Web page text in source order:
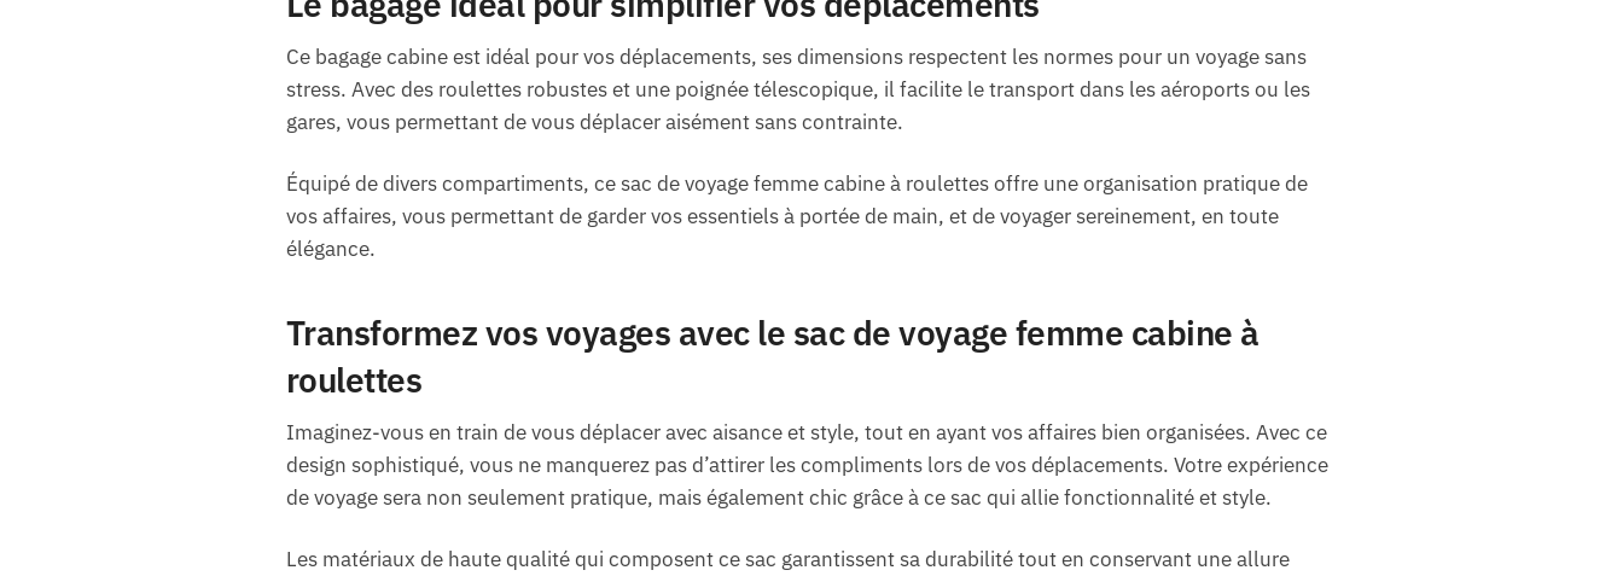
Ce bagage cabine est idéal pour vos déplacements, ses dimensions respectent les normes pour un voyage sans
stress. Avec des roulettes robustes et une poignée télescopique, il facilite le transport dans les aéroports ou les
gares, vous permettant de vous déplacer aisément sans contrainte.
Équipé de divers compartiments, ce sac de voyage femme cabine à roulettes offre une organisation pratique de
vos affaires, vous permettant de garder vos essentiels à portée de main, et de voyager sereinement, en toute
élégance.
Transformez vos voyages avec le sac de voyage femme cabine à
roulettes
Imaginez-vous en train de vous déplacer avec aisance et style, tout en ayant vos affaires bien organisées. Avec ce
design sophistiqué, vous ne manquerez pas d’attirer les compliments lors de vos déplacements. Votre expérience
de voyage sera non seulement pratique, mais également chic grâce à ce sac qui allie fonctionnalité et style.
Les matériaux de haute qualité qui composent ce sac garantissent sa durabilité tout en conservant une allure